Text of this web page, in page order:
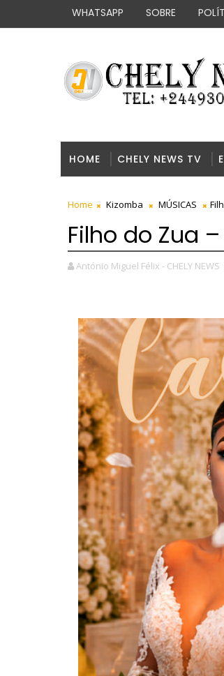
WHATSAPP SOBRE
HOME CHELY NEWS TV
Home Kizomba MÚSICAS
Filho do Zua
António Miguel Félix - CHELY NEWS